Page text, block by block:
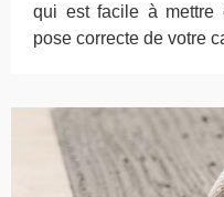
qui est facile à
pose correcte de votre